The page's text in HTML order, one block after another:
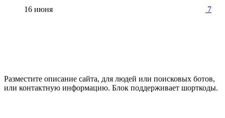
16 июня 7
Разместите описание сайта, для людей или поисковых ботов,
или контактную информацию. Блок поддерживает шорткоды.